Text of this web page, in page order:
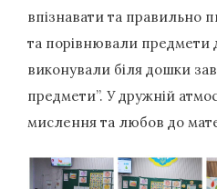
впізнавати та правильно
та порівнювали предмети
виконували біля дошки
предмети”. У дружній
мислення та любов до